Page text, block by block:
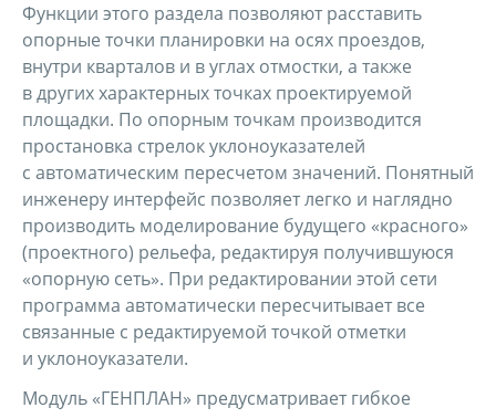
Функции этого раздела позволяют расставить
опорные точки планировки на осях проездов,
внутри кварталов и в углах отмостки, а также
в других характерных точках проектируемой
площадки. По опорным точкам производится
простановка стрелок уклоноуказателей
с автоматическим пересчетом значений. Понятный
инженеру интерфейс позволяет легко и наглядно
производить моделирование будущего «красного»
(проектного) рельефа, редактируя получившуюся
«опорную сеть». При редактировании этой сети
программа автоматически пересчитывает все
связанные с редактируемой точкой отметки
и уклоноуказатели.
Модуль «ГЕНПЛАН» предусматривает гибкое